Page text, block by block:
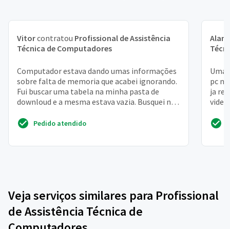
Vitorcontratou Profissional de Assistência
Técnica de Computadores
Computador estava dando umas informações
sobre falta de memoria que acabei ignorando.
Fui buscar uma tabela na minha pasta de
downloud e a mesma estava vazia. Busquei na
Pedido atendido
Uma
pc
ja
Veja serviços similares para Profissional
de Assistência Técnica de